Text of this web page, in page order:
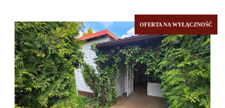
OFERTA NA WYŁĄCZNOŚĆ